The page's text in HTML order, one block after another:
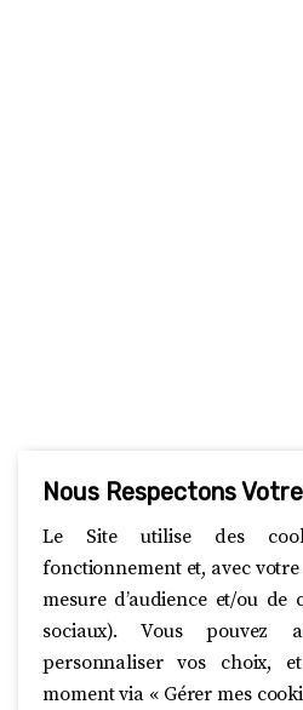
Nous Respectons
Le Site utilise des
fonctionnement et, avec
mesure d’audience et/ou de
sociaux). Vous pouvez
personnaliser vos choix,
moment via « Gérer mes